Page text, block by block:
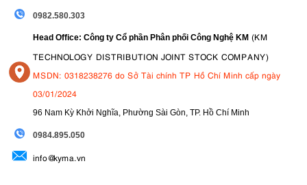
0982.580.303
Head Office: Công ty Cổ phần Phân phối Công Nghệ KM (KM
TECHNOLOGY DISTRIBUTION JOINT STOCK COMPANY)
MSDN: 0318238276 do Sở Tài chính TP Hồ Chí Minh cấp ngày
03/01/2024
96 Nam Kỳ Khởi Nghĩa, Phường Sài Gòn, TP. Hồ Chí Minh
0984.895.050
info@kyma.vn